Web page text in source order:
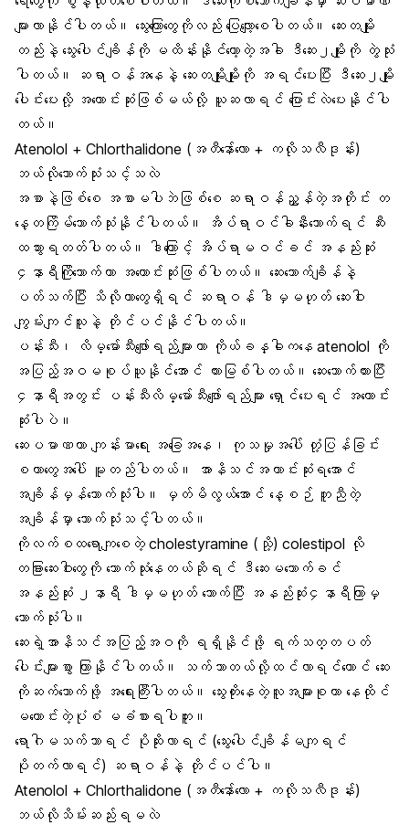
များလာနိုင်ပါတယ်။ သွေးကြောတွေကိုလည်း ပြေလျော့စေပါတယ်။ ဆေးတမျိုး
တည်းနဲ့ သွေးပေါင်ချိန်ကို မထိန်းနိုင်တော့တဲ့အခါ ဒီဆေး၂မျိုးကို တွဲသုံး
ပါတယ်။ ဆရာဝန်အနေနဲ့ ဆေးတမျိုးမျိုးကို အရင်ပေးပြီး ဒီဆေး၂မျိုး
ပေါင်းပေးလို့ အကောင်းဆုံးဖြစ်မယ်လို့ ယူဆလာရင် ပြောင်းလဲပေးနိုင်ပါ
တယ်။
Atenolol + Chlorthalidone (အတီနော်ေ်လော + ကလိုသလီဒုန်း)
ဘယ်လိုသောက်သုံးသင့်သလဲ
အစာနဲ့ဖြစ်စေ အစာမပါဘဲဖြစ်စေ ဆရာဝန်ညွှန်တဲ့အတိုင်း တ
နေ့တကြိမ်သောက်သုံးနိုင်ပါတယ်။ အိပ်ရာဝင်ခါနီးသောက်ရင် ဆီး
ထသွားရတတ်ပါတယ်။ ဒါကြောင့် အိပ်ရာမဝင်ခင် အနည်းဆုံး
၄နာရီကြိုသောက်တာ အကောင်းဆုံးဖြစ်ပါတယ်။ ဆေးသောက်ချိန်နဲ့
ပတ်သက်ပြီး သိလိုတာတွေရှိရင် ဆရာဝန် ဒါမှမဟုတ် ဆေးဝါး
ကျွမ်းကျင်သူနဲ့ တိုင်ပင်နိုင်ပါတယ်။
ပန်းသီး၊ လိမ္မော်သီးဖျော်ရည်များဟာ ကိုယ်ခန္ဓါကနေ atenolol ကို
အပြည့်အဝမစုပ်ယူနိုင်အောင် တားမြစ်ပါတယ်။ ဆေးသောက်ထားပြီး
၄နာရီအတွင်း ပန်းသီးလိမ္မော်သီးဖျော်ရည်များ ရှောင်ပေးရင် အကောင်း
ဆုံးပါပဲ။
ဆေးပမာဏဟာ ကျန်းမာရေး အခြေအနေ၊ ကုသမှုအပေါ် တုံ့ပြန်ခြင်း
စတာတွေအပေါ် မူတည်ပါတယ်။ အာနိသင်အကာင်းဆုံးရအောင်
အချိန်မှန်သောက်သုံးပါ။ မှတ်မိလွယ်အောင် နေ့စဉ် တူညီတဲ့
အချိန်မှာ သောက်သုံးသင့်ပါတယ်။
ကိုလက်စထရောကျစေတဲ့ cholestyramine (သို့) colestipol လို
တခြားဆေးဝါးတွေကို သောက်သုံးနေတယ်ဆိုရင် ဒီဆေးမသောက်ခင်
အနည်းဆုံး ၂နာရီ ဒါမှမဟုတ် သောက်ပြီး အနည်းဆုံး၄နာရီကြာမှ
သောက်သုံးပါ။
ဆေးရဲ့အာနိသင်အပြည့်အဝကို ရရှိနိုင်ဖို့ ရက်သတ္တပတ်
ပေါင်းများစွာ ကြာနိုင်ပါတယ်။ သက်သာတယ်လို့ထင်လာရင်တောင် ဆေး
ကိုဆက်သောက်ဖို့ အရေးကြီးပါတယ်။ သွေးတိုးနေတဲ့လူအများစုဟာ နေထိုင်
မကောင်းတဲ့ပုံစံ မခံစားရပါဘူး။
ရောဂါမသက်သာရင် ပိုဆိုးလာရင် (သွေးပေါင်ချိန်မကျရင်
ပိုတက်လာရင်) ဆရာဝန်နဲ့ တိုင်ပင်ပါ။
Atenolol + Chlorthalidone (အတီနော်ေ်လော + ကလိုသလီဒုန်း)
ဘယ်လိုသိမ်းဆည်းရမလဲ